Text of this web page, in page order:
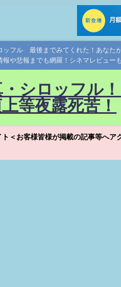
フル 最後までみてくれた！あな
や悲報までも網羅！シネマレビュー
・シロッフ
等夜露死苦！
＜お客様皆様が掲載の記事等へ